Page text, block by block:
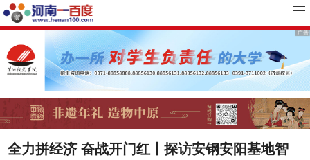
全力拼经济 奋战开门红丨探访安钢安阳基地智